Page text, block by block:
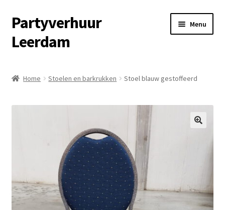
Ga
door
naar
Ga
naar
de
Partyverhuur
Leerdam
Menu
Cookiebeleid (EU)
Fotoalbum
Home Stoelen en barkrukken Stoel blauw gestoffeerd